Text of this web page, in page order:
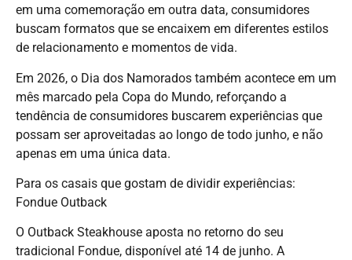
em uma comemoração em outra data, consumidores
buscam formatos que se encaixem em diferentes estilos
de relacionamento e momentos de vida.
Em 2026, o Dia dos Namorados também acontece em um
mês marcado pela Copa do Mundo, reforçando a
tendência de consumidores buscarem experiências que
possam ser aproveitadas ao longo de todo junho, e não
apenas em uma única data.
Para os casais que gostam de dividir experiências:
Fondue Outback
O Outback Steakhouse aposta no retorno do seu
tradicional Fondue, disponível até 14 de junho. A